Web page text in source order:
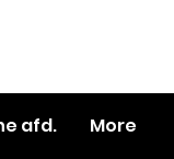
afd. More